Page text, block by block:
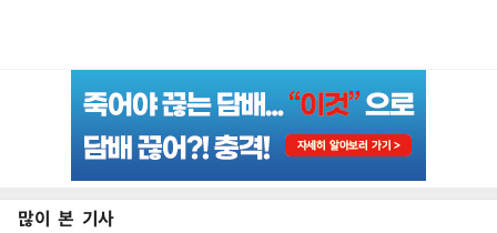
많이 본 기사